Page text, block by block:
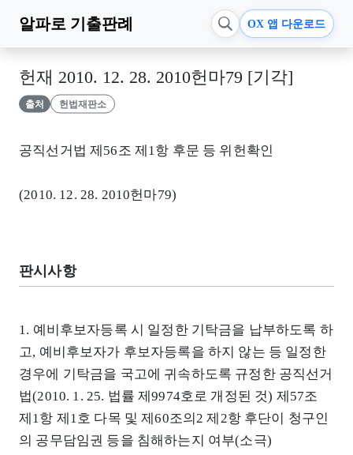
알파로 기출판례 OX 앱 다운로드
헌재 2010. 12. 28. 2010헌마79 [기각]
출처 헌법재판소
공직선거법 제56조 제1항 후문 등 위헌확인
(2010. 12. 28. 2010헌마79)
판시사항
1. 예비후보자등록 시 일정한 기탁금을 납부하도록 하
고, 예비후보자가 후보자등록을 하지 않는 등 일정한
경우에 기탁금을 국고에 귀속하도록 규정한 공직선거
법(2010. 1. 25. 법률 제9974호로 개정된 것) 제57조
제1항 제1호 다목 및 제60조의2 제2항 후단이 청구인
의 공무담임권 등을 침해하는지 여부(소극)